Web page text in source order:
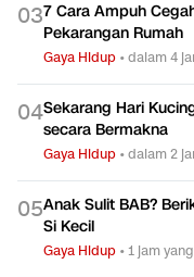
037 Cara Ampuh
Pekarangan Rumah
Gaya Hidup •dalam 4
04Sekarang Hari
secara Bermakna
Gaya Hidup •dalam 2
05Anak Sulit BAB?
Si Kecil
Gaya Hidup •1 jam